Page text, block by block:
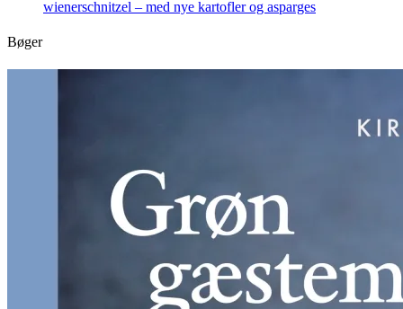
wienerschnitzel – med nye kartofler og asparges
Bøger